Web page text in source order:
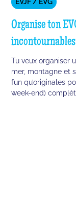
Organise ton
Tu veux organiser
mer, montagne et
fun qu’originales
week-end)